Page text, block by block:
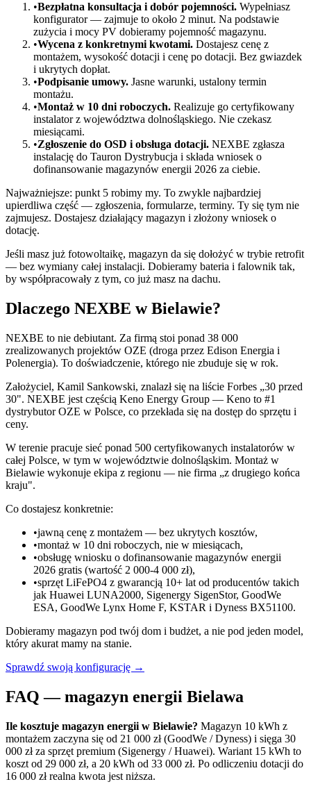
•Bezpłatna konsultacja i dobór pojemności. Wypełniasz
konfigurator — zajmuje to około 2 minut. Na podstawie
zużycia i mocy PV dobieramy pojemność magazynu.
•Wycena z konkretnymi kwotami. Dostajesz cenę z
montażem, wysokość dotacji i cenę po dotacji. Bez gwiazdek
i ukrytych dopłat.
•Podpisanie umowy. Jasne warunki, ustalony termin
montażu.
•Montaż w 10 dni roboczych. Realizuje go certyfikowany
instalator z województwa dolnośląskiego. Nie czekasz
miesiącami.
•Zgłoszenie do OSD i obsługa dotacji. NEXBE zgłasza
instalację do Tauron Dystrybucja i składa wniosek o
dofinansowanie magazynów energii 2026 za ciebie.
Najważniejsze: punkt 5 robimy my. To zwykle najbardziej
upierdliwa część — zgłoszenia, formularze, terminy. Ty się tym nie
zajmujesz. Dostajesz działający magazyn i złożony wniosek o
dotację.
Jeśli masz już fotowoltaikę, magazyn da się dołożyć w trybie retrofit
— bez wymiany całej instalacji. Dobieramy bateria i falownik tak,
by współpracowały z tym, co już masz na dachu.
Dlaczego NEXBE w Bielawie?
NEXBE to nie debiutant. Za firmą stoi ponad 38 000
zrealizowanych projektów OZE (droga przez Edison Energia i
Polenergia). To doświadczenie, którego nie zbuduje się w rok.
Założyciel, Kamil Sankowski, znalazł się na liście Forbes „30 przed
30". NEXBE jest częścią Keno Energy Group — Keno to #1
dystrybutor OZE w Polsce, co przekłada się na dostęp do sprzętu i
ceny.
W terenie pracuje sieć ponad 500 certyfikowanych instalatorów w
całej Polsce, w tym w województwie dolnośląskim. Montaż w
Bielawie wykonuje ekipa z regionu — nie firma „z drugiego końca
kraju".
Co dostajesz konkretnie:
•jawną cenę z montażem — bez ukrytych kosztów,
•montaż w 10 dni roboczych, nie w miesiącach,
•obsługę wniosku o dofinansowanie magazynów energii
2026 gratis (wartość 2 000-4 000 zł),
•sprzęt LiFePO4 z gwarancją 10+ lat od producentów takich
jak Huawei LUNA2000, Sigenergy SigenStor, GoodWe
ESA, GoodWe Lynx Home F, KSTAR i Dyness BX51100.
Dobieramy magazyn pod twój dom i budżet, a nie pod jeden model,
który akurat mamy na stanie.
Sprawdź swoją konfigurację →
FAQ — magazyn energii Bielawa
Ile kosztuje magazyn energii w Bielawie? Magazyn 10 kWh z
montażem zaczyna się od 21 000 zł (GoodWe / Dyness) i sięga 30
000 zł za sprzęt premium (Sigenergy / Huawei). Wariant 15 kWh to
koszt od 29 000 zł, a 20 kWh od 33 000 zł. Po odliczeniu dotacji do
16 000 zł realna kwota jest niższa.